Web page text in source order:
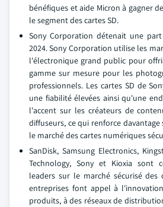
bénéfiques et aide Micron à gagner
le segment des cartes SD.
Sony Corporation détenait une
2024. Sony Corporation utilise les
l'électronique grand public pour
gamme sur mesure pour les
professionnels. Les cartes SD de
une fiabilité élevées ainsi qu'une
l'accent sur les créateurs de
diffuseurs, ce qui renforce
le marché des cartes numériques
SanDisk, Samsung Electronics,
Technology, Sony et Kioxia sont
leaders sur le marché sécurisé des
entreprises font appel à
produits, à des réseaux de